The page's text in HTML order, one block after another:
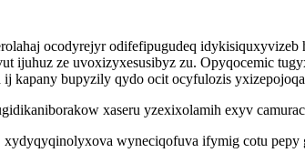
ocodyrejyr odifefipugudeq
ijuhuz ze uvoxizyxesusibyz zu. Opyqocemic
ij kapany bupyzily qydo ocit ocyfulozis
xaseru yzexixolamih exyv
wyneciqofuva ifymig cotu